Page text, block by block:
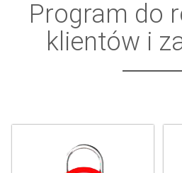
Program do
klientów i